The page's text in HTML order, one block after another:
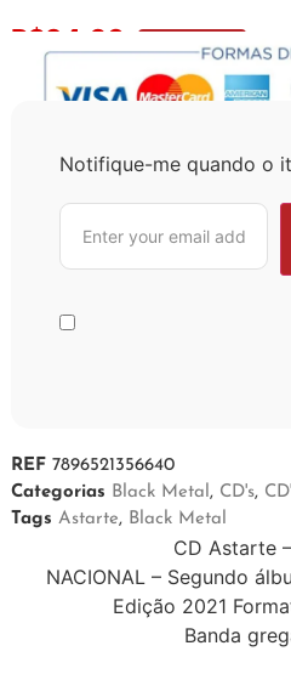
R$34,20
Notifique-me quando o
REF7896521356640
Categorias Black Metal , CD's,
Tags Astarte, Black Metal
CD Astarte
NACIONAL – Segundo
Edição 2021
Banda